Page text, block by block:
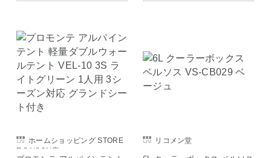
ホームショッピング STORE
E SAISON店
リコメン堂